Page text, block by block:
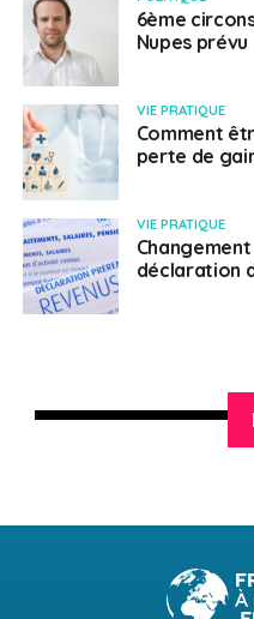
6ème
Nupes prévu
VIE PRATIQUE
Comment
perte de
VIE PRATIQUE
déclaration